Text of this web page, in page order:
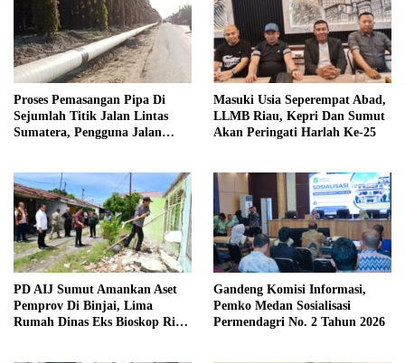
Proses Pemasangan Pipa Di
Sejumlah Titik Jalan Lintas
Sumatera, Pengguna Jalan
Masuki Usia Seperempat Abad,
LLMB Riau, Kepri Dan Sumut
Akan Peringati Harlah Ke-25
PD AIJ Sumut Amankan Aset
Pemprov Di Binjai, Lima
Rumah Dinas Eks Bioskop Ria
Gandeng Komisi Informasi,
Pemko Medan Sosialisasi
Permendagri No. 2 Tahun 2026